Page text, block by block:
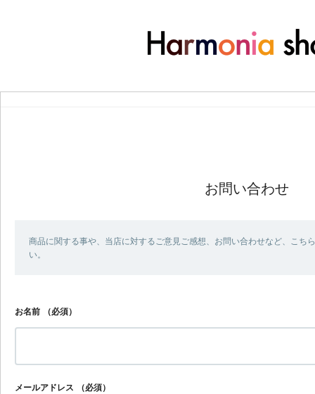
お問い合わせ
商品に関する事や、当店に対するご意見ご感想、お問い合わせなど、こち
い。
お名前 （必須）
メールアドレス （必須）